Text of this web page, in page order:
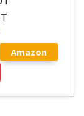
Amazon